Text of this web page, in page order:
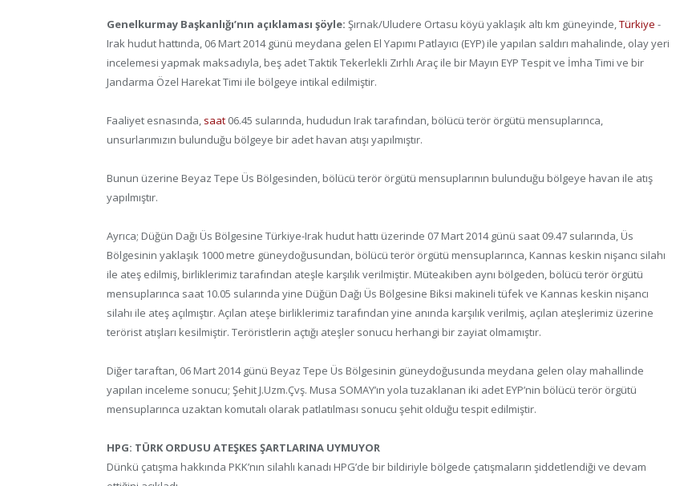
Genelkurmay Başkanlığı’nın açıklaması şöyle: Şırnak/Uludere Ortasu köyü yaklaşık altı km güneyinde,Türkiye -
Irak hudut hattında, 06 Mart 2014 günü meydana gelen El Yapımı Patlayıcı (EYP) ile yapılan saldırı mahalinde, olay yeri
incelemesi yapmak maksadıyla, beş adet Taktik Tekerlekli Zırhlı Araç ile bir Mayın EYP Tespit ve İmha Timi ve bir
Jandarma Özel Harekat Timi ile bölgeye intikal edilmiştir.
Faaliyet esnasında, saat 06.45 sularında, hududun Irak tarafından, bölücü terör örgütü mensuplarınca,
unsurlarımızın bulunduğu bölgeye bir adet havan atışı yapılmıştır.
Bunun üzerine Beyaz Tepe Üs Bölgesinden, bölücü terör örgütü mensuplarının bulunduğu bölgeye havan ile atış
yapılmıştır.
Ayrıca; Düğün Dağı Üs Bölgesine Türkiye-Irak hudut hattı üzerinde 07 Mart 2014 günü saat 09.47 sularında, Üs
Bölgesinin yaklaşık 1000 metre güneydoğusundan, bölücü terör örgütü mensuplarınca, Kannas keskin nişancı silahı
ile ateş edilmiş, birliklerimiz tarafından ateşle karşılık verilmiştir. Müteakiben aynı bölgeden, bölücü terör örgütü
mensuplarınca saat 10.05 sularında yine Düğün Dağı Üs Bölgesine Biksi makineli tüfek ve Kannas keskin nişancı
silahı ile ateş açılmıştır. Açılan ateşe birliklerimiz tarafından yine anında karşılık verilmiş, açılan ateşlerimiz üzerine
terörist atışları kesilmiştir. Teröristlerin açtığı ateşler sonucu herhangi bir zayiat olmamıştır.
Diğer taraftan, 06 Mart 2014 günü Beyaz Tepe Üs Bölgesinin güneydoğusunda meydana gelen olay mahallinde
yapılan inceleme sonucu; Şehit J.Uzm.Çvş. Musa SOMAY’ın yola tuzaklanan iki adet EYP’nin bölücü terör örgütü
mensuplarınca uzaktan komutalı olarak patlatılması sonucu şehit olduğu tespit edilmiştir.
HPG: TÜRK ORDUSU ATEŞKES ŞARTLARINA UYMUYOR
Dünkü çatışma hakkında PKK’nın silahlı kanadı HPG’de bir bildiriyle bölgede çatışmaların şiddetlendiği ve devam